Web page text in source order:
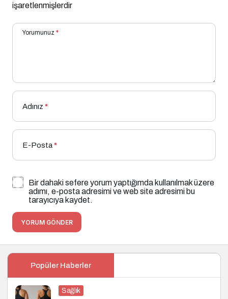
işaretlenmişlerdir
Yorumunuz *
Adınız *
E-Posta*
Bir dahaki sefere yorum yaptığımda kullanılmak üzere
adımı, e-posta adresimi ve web site adresimi bu
tarayıcıya kaydet.
YORUM GÖNDER
Popüler Haberler
Sağlık